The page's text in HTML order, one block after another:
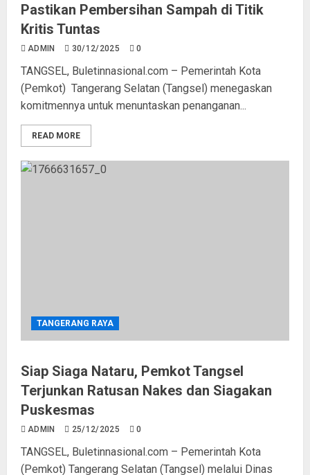
Pastikan Pembersihan Sampah di Titik
Kritis Tuntas
ADMIN 30/12/2025 0
TANGSEL, Buletinnasional.com – Pemerintah Kota
(Pemkot) Tangerang Selatan (Tangsel) menegaskan
komitmennya untuk menuntaskan penanganan...
READ MORE
TANGERANG RAYA
Siap Siaga Nataru, Pemkot Tangsel
Terjunkan Ratusan Nakes dan Siagakan
Puskesmas
ADMIN 25/12/2025 0
TANGSEL, Buletinnasional.com – Pemerintah Kota
(Pemkot) Tangerang Selatan (Tangsel) melalui Dinas
3
Gemarikan, Dorong Konsumsi
04/08/2026 0
Diresmikan, Bupati Serang Yakini
Mudahkan Akses dan Tingkatkan